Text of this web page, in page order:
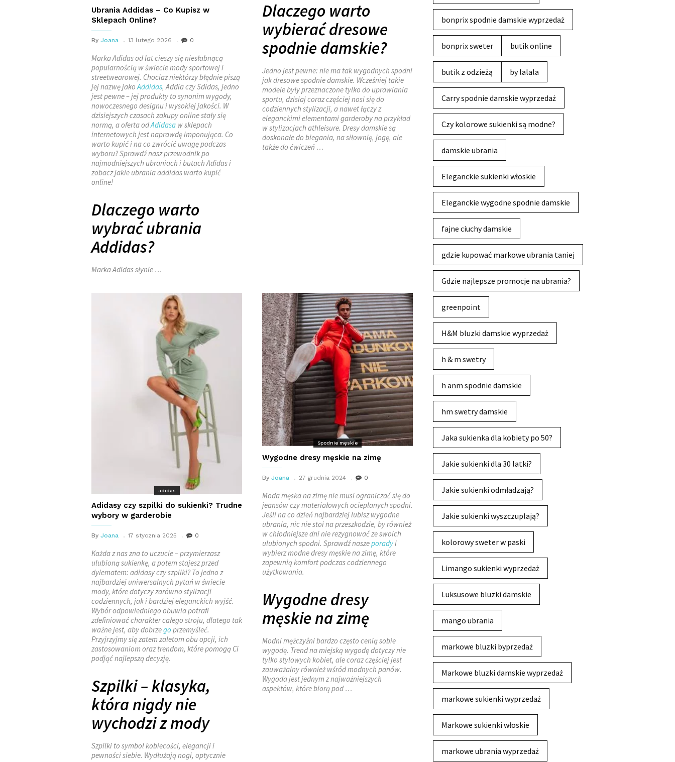
Ubrania Addidas – Co Kupisz w
Sklepach Online?
By Joana 13 lutego 2026 0
Marka Adidas od lat cieszy się niesłabnącą
popularnością w świecie mody sportowej i
streetwearowej. Chociaż niektórzy błędnie piszą
jej nazwę jakoAddidas, Addia czy Sdidas, jedno
jest pewne – jej produkty to synonim wygody,
nowoczesnego designu i wysokiej jakości. W
dzisiejszych czasach zakupy online stały się
normą, a oferta odAdidasa w sklepach
internetowych jest naprawdę imponująca. Co
warto kupić i na co zwrócić uwagę podczas
wyboru? Sprawdź nasz przewodnik po
najmodniejszych ubraniach i butach Adidas i
zobacz jakie ubrania addidas warto kupić
online!
Dlaczego warto
wybrać ubrania
Addidas?
Marka Adidas słynie …
Dlaczego warto
wybierać dresowe
spodnie damskie?
Jedno jest pewne: nie ma tak wygodnych spodni
jak dresowe spodnie damskie. Wcześniej takie
modele były przeznaczone tylko do uprawiania
sportu, dzisiaj coraz częściej nosi się do
codziennych stylizacji, a nawet łączy z
eleganckimi elementami garderoby na przykład
w stylizacjach athleisure. Dresy damskie są
doskonałe do biegania, na siłownię, jogę, ale
także do ćwiczeń …
adidas
Adidasy czy szpilki do sukienki? Trudne
wybory w garderobie
By Joana 17 stycznia 2025 0
Każda z nas zna to uczucie – przymierzasz
ulubioną sukienkę, a potem stajesz przed
dylematem: adidasy czy szpilki? To jedno z
najbardziej uniwersalnych pytań w świecie
mody, które dotyczy zarówno stylizacji
codziennych, jak i bardziej eleganckich wyjść.
Wybór odpowiedniego obuwia potrafi
zdefiniować charakter całego stroju, dlatego tak
ważne jest, aby dobrzego przemyśleć.
Przyjrzyjmy się zatem zaletom obu opcji, ich
zastosowaniom oraz trendom, które pomogą Ci
podjąć najlepszą decyzję.
Szpilki – klasyka,
która nigdy nie
wychodzi z mody
Szpilki to symbol kobiecości, elegancji i
pewności siebie. Wydłużają nogi, optycznie
Spodnie męskie
Wygodne dresy męskie na zimę
By Joana 27 grudnia 2024 0
Moda męska na zimę nie musi ograniczać się do
jeansów czy materiałowych ocieplanych spodni.
Jeśli na co dzień najbardziej lubisz wygodne
ubrania, nic nie stoi na przeszkodzie, by również
w chłodniejsze dni nie rezygnować ze swoich
ulubionych spodni. Sprawdź naszeporadyi
wybierz modne dresy męskie na zimę, które
zapewnią komfort podczas codziennego
użytkowania.
Wygodne dresy
męskie na zimę
Modni mężczyźni bardzo często cenią sobie
wygodę. Trend na miejską wygodę dotyczy nie
tylko stylowych kobiet, ale coraz częściej jest
zauważalny również wśród modnych panów.
Wygoda jest jednym z najważniejszych
aspektów, które biorą pod …
bonprix spodnie damskie wyprzedaż
bonprix sweter butik online
butik z odzieżą by lalala
Carry spodnie damskie wyprzedaż
Czy kolorowe sukienki są modne?
damskie ubrania
Eleganckie sukienki włoskie
Eleganckie wygodne spodnie damskie
fajne ciuchy damskie
gdzie kupować markowe ubrania taniej
Gdzie najlepsze promocje na ubrania?
greenpoint
H&M bluzki damskie wyprzedaż
h & m swetry
h anm spodnie damskie
hm swetry damskie
Jaka sukienka dla kobiety po 50?
Jakie sukienki dla 30 latki?
Jakie sukienki odmładzają?
Jakie sukienki wyszczuplają?
kolorowy sweter w paski
Limango sukienki wyprzedaż
Luksusowe bluzki damskie
mango ubrania
markowe bluzki byprzedaż
Markowe bluzki damskie wyprzedaż
markowe sukienki wyprzedaż
Markowe sukienki włoskie
markowe ubrania wyprzedaż